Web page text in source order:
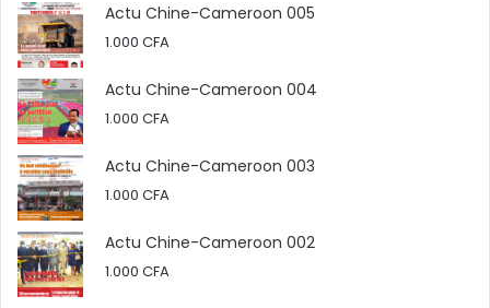
Actu Chine-Cameroon 005
1.000 CFA
Actu Chine-Cameroon 004
1.000 CFA
Actu Chine-Cameroon 003
1.000 CFA
Actu Chine-Cameroon 002
1.000 CFA